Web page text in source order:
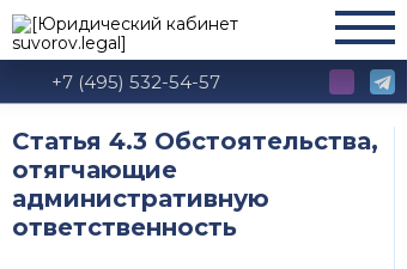
+7 (495) 532-54-57
Статья 4.3 Обстоятельства,
отягчающие
административную
ответственность